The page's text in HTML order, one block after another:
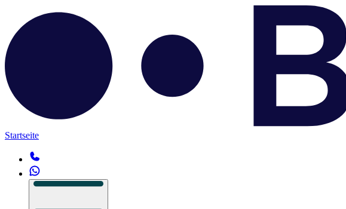
Startseite